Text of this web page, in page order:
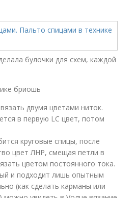
булочки для схем, каждой
бриошь
двумя цветами ниток.
в первую LC цвет, потом
круговые спицы, после
цвет ЛНР, смещая петли в
цветом постоянного тока.
и подходит лишь опытным
(как сделать карманы или